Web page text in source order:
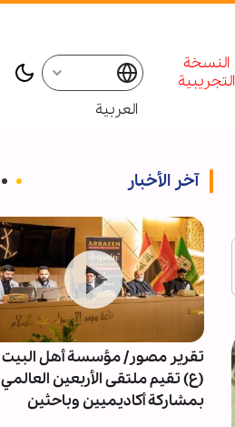
النسخة
التجريبية
العربية
آخر الأخبار
تقرير مصور/ مؤسسة أهل البيت
(ع) تقيم ملتقى الأربعين العالمي
بمشاركة أكاديميين وباحثين